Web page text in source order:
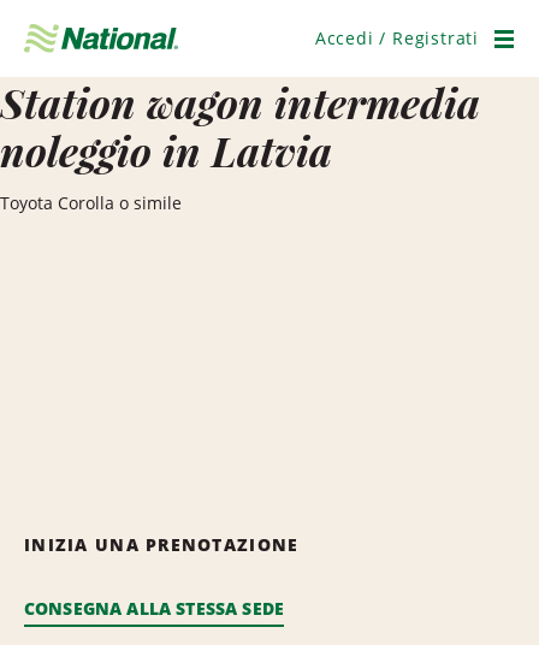
navigazione
Accedi / Registrati
Station wagon intermedia
noleggio in Latvia
Toyota Corolla o simile
INIZIA UNA PRENOTAZIONE
CONSEGNA ALLA STESSA SEDE